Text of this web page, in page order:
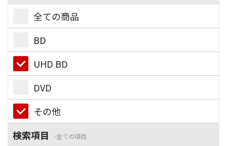
全ての商品
BD
UHD BD
DVD
その他
検索項目
全ての項目